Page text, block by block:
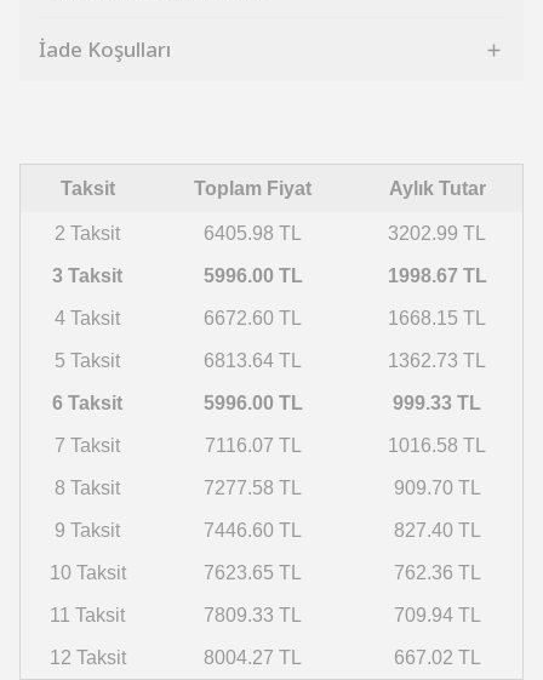
İade Koşulları
Taksit Toplam Fiyat Aylık Tutar
2 Taksit 6405.98 TL 3202.99 TL
3 Taksit 5996.00 TL 1998.67 TL
4 Taksit 6672.60 TL 1668.15 TL
5 Taksit 6813.64 TL 1362.73 TL
6 Taksit 5996.00 TL 999.33 TL
7 Taksit 7116.07 TL 1016.58 TL
8 Taksit 7277.58 TL 909.70 TL
9 Taksit 7446.60 TL 827.40 TL
10 Taksit 7623.65 TL 762.36 TL
11 Taksit 7809.33 TL 709.94 TL
12 Taksit 8004.27 TL 667.02 TL